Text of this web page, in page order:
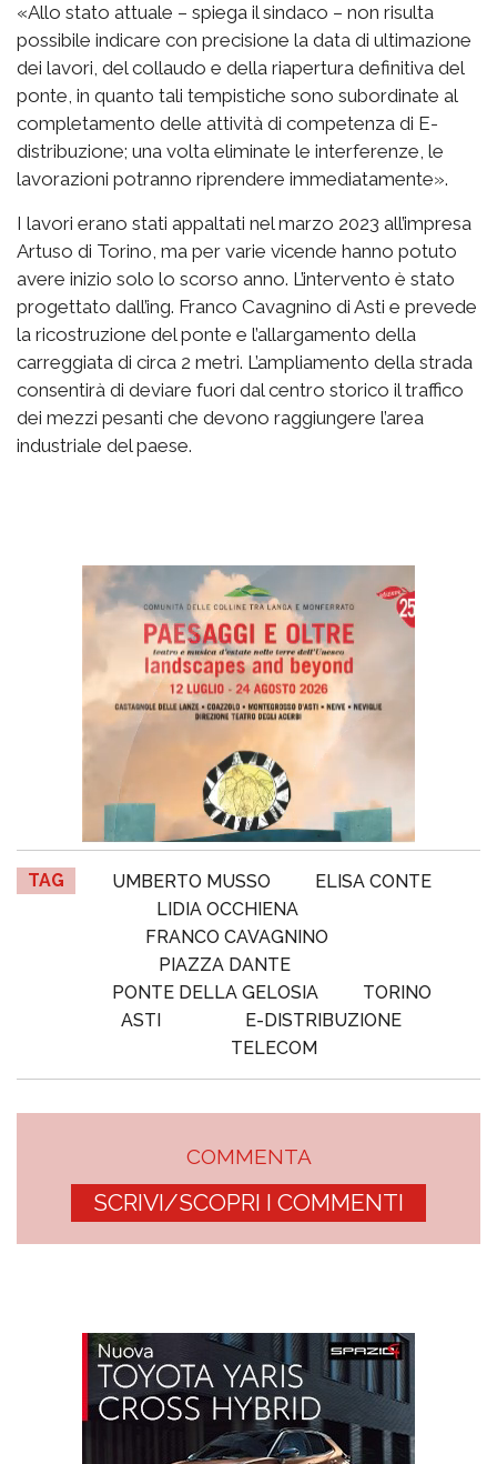
«Allo stato attuale – spiega il sindaco – non risulta
possibile indicare con precisione la data di ultimazione
dei lavori, del collaudo e della riapertura definitiva del
ponte, in quanto tali tempistiche sono subordinate al
completamento delle attività di competenza di E-
distribuzione; una volta eliminate le interferenze, le
lavorazioni potranno riprendere immediatamente».
I lavori erano stati appaltati nel marzo 2023 all’impresa
Artuso di Torino, ma per varie vicende hanno potuto
avere inizio solo lo scorso anno. L’intervento è stato
progettato dall’ing. Franco Cavagnino di Asti e prevede
la ricostruzione del ponte e l’allargamento della
carreggiata di circa 2 metri. L’ampliamento della strada
consentirà di deviare fuori dal centro storico il traffico
dei mezzi pesanti che devono raggiungere l’area
industriale del paese.
TAG UMBERTO MUSSO
ELISA CONTE
LIDIA OCCHIENA
FRANCO CAVAGNINO
PIAZZA DANTE
PONTE DELLA GELOSIA
TORINO
ASTI
E-DISTRIBUZIONE
TELECOM
COMMENTA
SCRIVI/SCOPRI I COMMENTI